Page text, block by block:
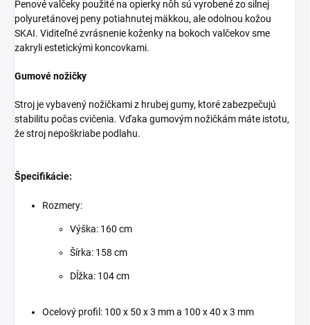
Penové valčeky použité na opierky nôh sú vyrobené zo silnej
polyuretánovej peny potiahnutej mäkkou, ale odolnou kožou
SKAI. Viditeľné zvrásnenie koženky na bokoch valčekov sme
zakryli estetickými koncovkami.
Gumové nožičky
Stroj je vybavený nožičkami z hrubej gumy, ktoré zabezpečujú
stabilitu počas cvičenia. Vďaka gumovým nožičkám máte istotu,
že stroj nepoškriabe podlahu.
Špecifikácie:
Rozmery:
Výška: 160 cm
Šírka: 158 cm
Dĺžka: 104 cm
Ocelový profil: 100 x 50 x 3 mm a 100 x 40 x 3 mm